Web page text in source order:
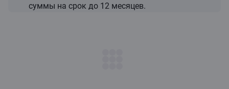
суммы на срок до 12 месяцев.